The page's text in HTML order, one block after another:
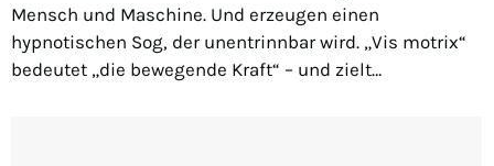
Mensch und Maschine. Und erzeugen einen
hypnotischen Sog, der unentrinnbar wird. „Vis motrix“
bedeutet „die bewegende Kraft“ – und zielt…